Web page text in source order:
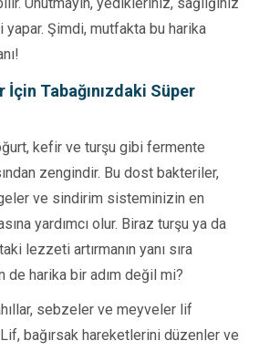
Şimdi, mutfakta bu harika
İçin Tabağınızdaki Süper
kefir ve turşu gibi fermente
zengindir. Bu dost bakteriler,
ve sindirim sisteminizin en
yardımcı olur. Biraz turşu ya da
lezzeti artırmanın yanı sıra
de harika bir adım değil mi?
sebzeler ve meyveler lif
bağırsak hareketlerini düzenler ve